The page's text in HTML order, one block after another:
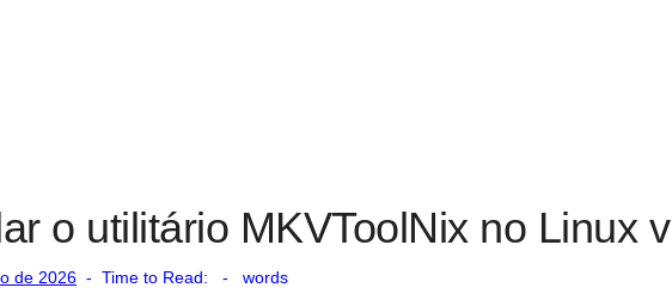
o utilitário MKVToolNix no Linux
de 2026 Time to Read: - words